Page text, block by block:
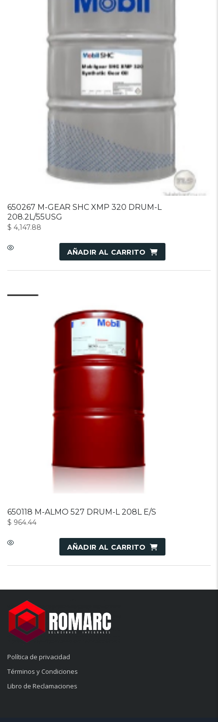
650267 M-GEAR SHC XMP 320 DRUM-L
208.2L/55USG
$ 4,147.88
AÑADIR AL CARRITO
650118 M-ALMO 527 DRUM-L 208L E/S
$ 964.44
AÑADIR AL CARRITO
Política de privacidad
Términos y Condiciones
Libro de Reclamaciones